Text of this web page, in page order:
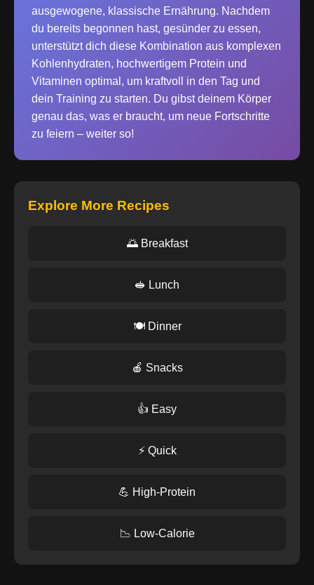
ausgewogene, klassische Ernährung. Nachdem
du bereits begonnen hast, gesünder zu essen,
unterstützt dich diese Kombination aus komplexen
Kohlenhydraten, hochwertigem Protein und
Vitaminen optimal, um kraftvoll in den Tag und
dein Training zu starten. Du gibst deinem Körper
genau das, was er braucht, um neue Fortschritte
zu feiern – weiter so!
Explore More Recipes
🌅 Breakfast
🥪 Lunch
🍽️ Dinner
🍎 Snacks
👍 Easy
⚡ Quick
💪 High-Protein
📉 Low-Calorie